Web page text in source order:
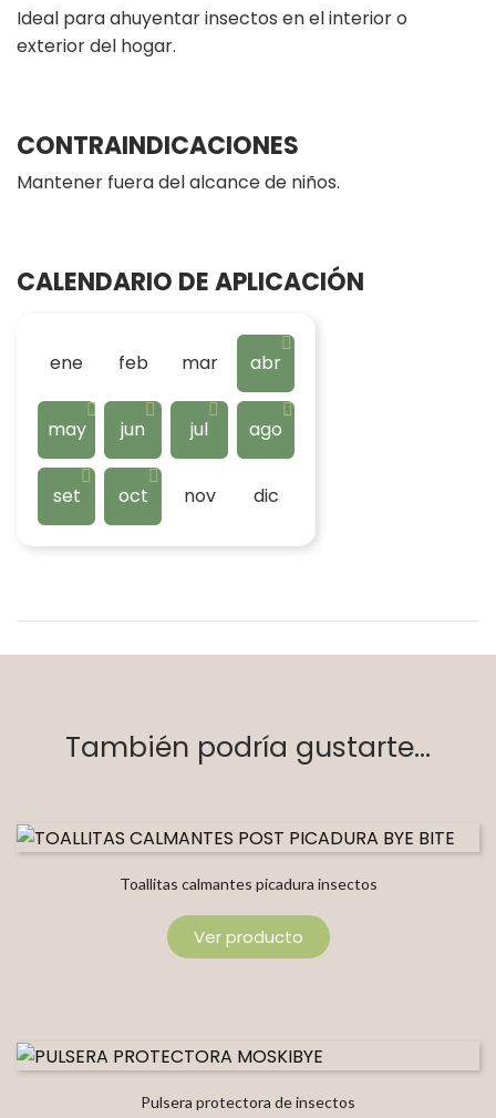
Ideal para ahuyentar insectos en el interior o
exterior del hogar.
CONTRAINDICACIONES
Mantener fuera del alcance de niños.
CALENDARIO DE APLICACIÓN
ene feb mar abr
may jun jul ago
set oct nov dic
También podría gustarte...
Toallitas calmantes picadura insectos
Ver producto
Pulsera protectora de insectos